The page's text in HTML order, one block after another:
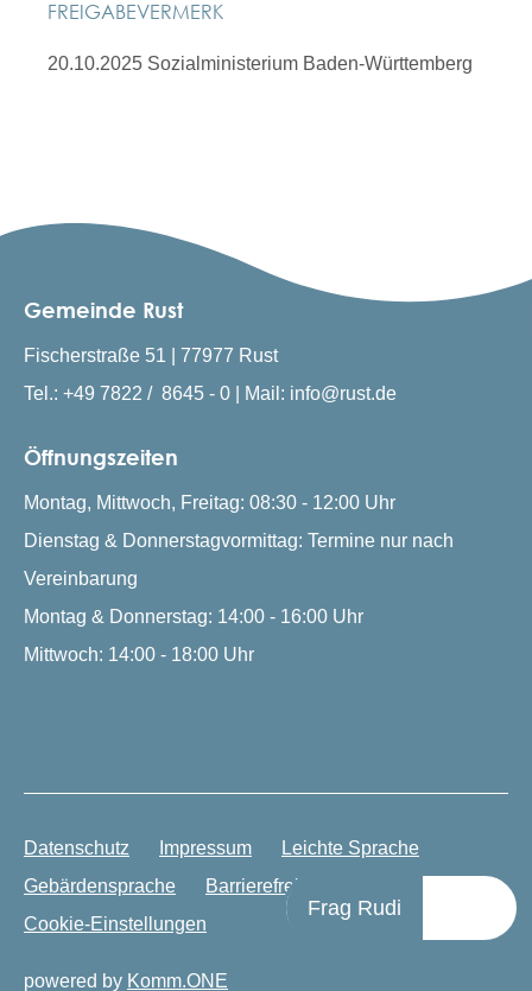
FREIGABEVERMERK
20.10.2025 Sozialministerium Baden-Württemberg
Gemeinde Rust
Fischerstraße 51 | 77977 Rust
Tel.: +49 7822 / 8645 - 0 | Mail: info@rust.de
Öffnungszeiten
Montag, Mittwoch, Freitag: 08:30 - 12:00 Uhr
Dienstag & Donnerstagvormittag: Termine nur nach
Vereinbarung
Montag & Donnerstag: 14:00 - 16:00 Uhr
Mittwoch: 14:00 - 18:00 Uhr
Frag Rudi
Datenschutz Impressum
Leichte Sprache
Gebärdensprache
Barrierefreiheit
Cookie-Einstellungen
powered by Komm.ONE